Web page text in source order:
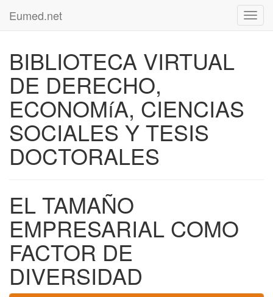
Eumed.net
BIBLIOTECA VIRTUAL
DE DERECHO,
ECONOMíA, CIENCIAS
SOCIALES Y TESIS
DOCTORALES
EL TAMAÑO
EMPRESARIAL COMO
FACTOR DE
DIVERSIDAD